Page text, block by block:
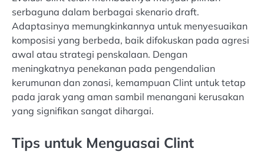
serbaguna dalam berbagai skenario draft.
Adaptasinya memungkinkannya untuk menyesuaikan
komposisi yang berbeda, baik difokuskan pada agresi
awal atau strategi penskalaan. Dengan
meningkatnya penekanan pada pengendalian
kerumunan dan zonasi, kemampuan Clint untuk tetap
pada jarak yang aman sambil menangani kerusakan
yang signifikan sangat dihargai.
Tips untuk Menguasai Clint